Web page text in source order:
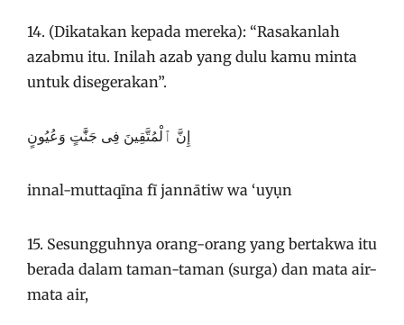
14. (Dikatakan kepada mereka): “Rasakanlah
azabmu itu. Inilah azab yang dulu kamu minta
untuk disegerakan”.
إِنَّ ٱلْمُتَّقِينَ فِى جَنَّٰتٍ وَعُيُونٍ
innal-muttaqīna fī jannātiw wa ‘uyụn
15. Sesungguhnya orang-orang yang bertakwa itu
berada dalam taman-taman (surga) dan mata air-
mata air,